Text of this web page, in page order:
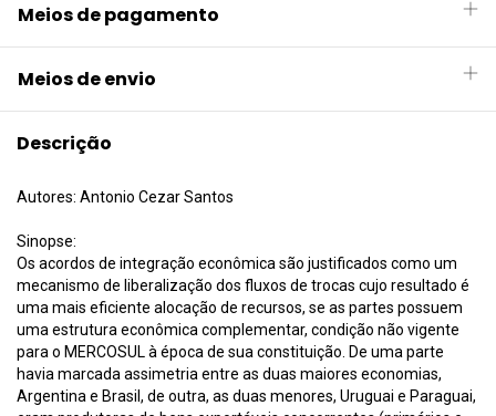
Meios de pagamento
Meios de envio
Descrição
Autores: Antonio Cezar Santos
Sinopse:
Os acordos de integração econômica são justificados como um
mecanismo de liberalização dos fluxos de trocas cujo resultado é
uma mais eficiente alocação de recursos, se as partes possuem
uma estrutura econômica complementar, condição não vigente
para o MERCOSUL à época de sua constituição. De uma parte
havia marcada assimetria entre as duas maiores economias,
Argentina e Brasil, de outra, as duas menores, Uruguai e Paraguai,